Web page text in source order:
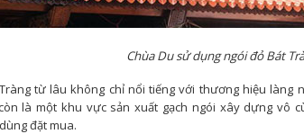
Chùa Du sử dụng ngói đỏ Bát
từ lâu không chỉ nổi tiếng với thương hiệu làng
là một khu vực sản xuất gạch ngói xây dựng vô
đặt mua.